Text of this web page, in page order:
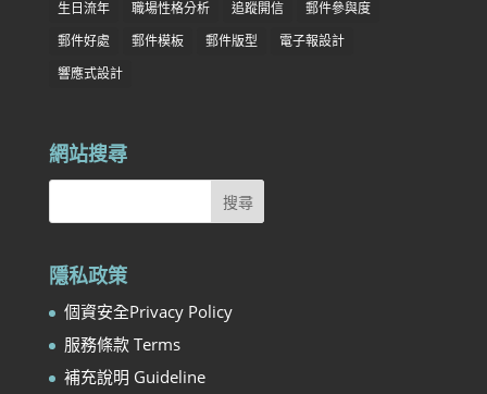
生日流年
職場性格分析 追蹤開信
郵件參與度
郵件好處
郵件模板 郵件版型
電子報設計
響應式設計
網站搜尋
隱私政策
個資安全Privacy Policy
服務條款 Terms
補充說明 Guideline